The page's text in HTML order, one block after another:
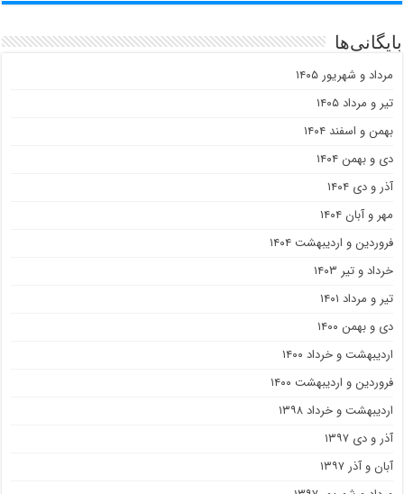
بایگانی‌ها
مرداد و شهریور ۱۴۰۵
تیر و مرداد ۱۴۰۵
بهمن و اسفند ۱۴۰۴
دی و بهمن ۱۴۰۴
آذر و دی ۱۴۰۴
مهر و آبان ۱۴۰۴
فروردین و اردیبهشت ۱۴۰۴
خرداد و تیر ۱۴۰۳
تیر و مرداد ۱۴۰۱
دی و بهمن ۱۴۰۰
اردیبهشت و خرداد ۱۴۰۰
فروردین و اردیبهشت ۱۴۰۰
اردیبهشت و خرداد ۱۳۹۸
آذر و دی ۱۳۹۷
آبان و آذر ۱۳۹۷